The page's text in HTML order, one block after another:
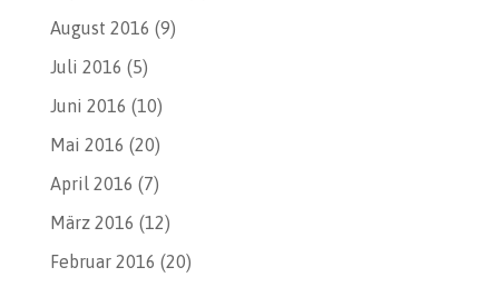
August 2016 (9)
Juli 2016 (5)
Juni 2016 (10)
Mai 2016 (20)
April 2016 (7)
März 2016 (12)
Februar 2016 (20)